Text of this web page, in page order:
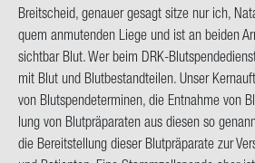
Breitscheid, ge­nau­er ge­sagt sitze nur ich,
quem an­mu­ten­den Liege und ist an bei­den
sicht­bar Blut. Wer beim DRK-​
mit Blut und Blut­be­stand­tei­len. Unser
von Blut­spen­de­ter­mi­nen, die Ent­nah­me von
lung von Blut­prä­pa­ra­ten aus die­sen so
die Be­reit­stel­lung die­ser Blut­prä­pa­ra­te zur